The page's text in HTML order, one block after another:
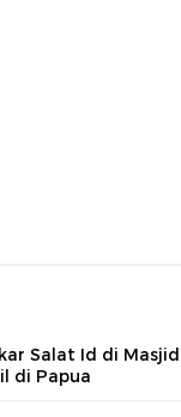
Salat Id di Masjid
di Papua